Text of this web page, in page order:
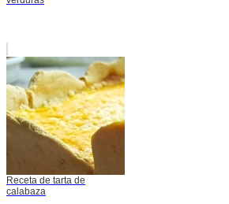
Receta de tarta de
calabaza